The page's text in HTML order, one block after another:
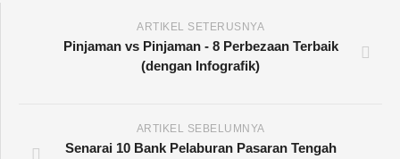
ARTIKEL SETERUSNYA
Pinjaman vs Pinjaman - 8 Perbezaan Terbaik
(dengan Infografik)
ARTIKEL SEBELUMNYA
Senarai 10 Bank Pelaburan Pasaran Tengah